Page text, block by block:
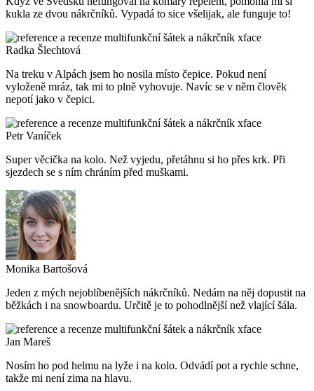
kukla ze dvou nákrčníků. Vypadá to sice všelijak, ale funguje to!
Radka Šlechtová
Na treku v Alpách jsem ho nosila místo čepice. Pokud není
vyloženě mráz, tak mi to plně vyhovuje. Navíc se v něm člověk
nepotí jako v čepici.
Petr Vaníček
Super věcička na kolo. Než vyjedu, přetáhnu si ho přes krk. Při
sjezdech se s ním chráním před muškami.
Monika Bartošová
Jeden z mých nejoblíbenějších nákrčníků. Nedám na něj dopustit na
běžkách i na snowboardu. Určitě je to pohodlnější než vlající šála.
Jan Mareš
Nosím ho pod helmu na lyže i na kolo. Odvádí pot a rychle schne,
takže mi není zima na hlavu.